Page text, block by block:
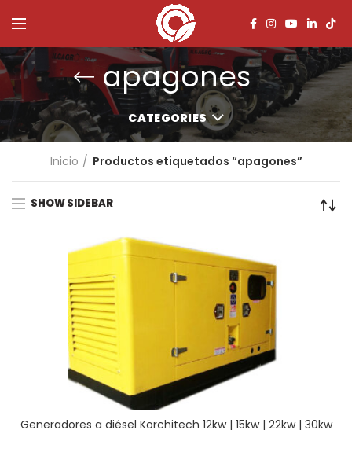
apagones
CATEGORIES
Inicio Productos etiquetados “apagones”
SHOW SIDEBAR
Generadores a diésel Korchitech 12kw | 15kw | 22kw | 30kw